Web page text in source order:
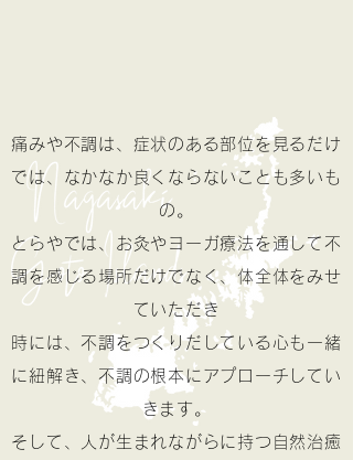
痛みや不調は、症状のある部位を見るだけ
では、なかなか良くならないことも多いも
の。
とらやでは、お灸やヨーガ療法を通して不
調を感じる場所だけでなく、体全体をみせ
ていただき
時には、不調をつくりだしている心も一緒
に紐解き、 不調の根本にアプローチしてい
きます。
そして、人が生まれながらに持つ自然治癒